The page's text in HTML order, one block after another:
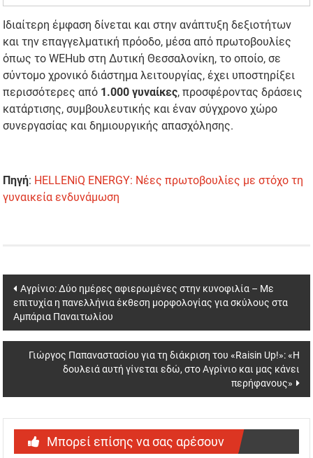
Ιδιαίτερη έμφαση δίνεται και στην ανάπτυξη δεξιοτήτων
και την επαγγελματική πρόοδο, μέσα από πρωτοβουλίες
όπως το WEHub στη Δυτική Θεσσαλονίκη, το οποίο, σε
σύντομο χρονικό διάστημα λειτουργίας, έχει υποστηρίξει
περισσότερες από 1.000 γυναίκες, προσφέροντας δράσεις
κατάρτισης, συμβουλευτικής και έναν σύγχρονο χώρο
συνεργασίας και δημιουργικής απασχόλησης.
Πηγή: HELLENiQ ENERGY: Νέες πρωτοβουλίες με στόχο τη
γυναικεία ενδυνάμωση
Post
navigation
Αγρίνιο: Δύο ημέρες αφιερωμένες στην κυνοφιλία – Με
επιτυχία η πανελλήνια έκθεση μορφολογίας για σκύλους στα
Αμπάρια Παναιτωλίου
Γιώργος Παπαναστασίου για τη διάκριση του «Raisin Up!»: «Η
δουλειά αυτή γίνεται εδώ, στο Αγρίνιο και μας κάνει
περήφανους»
Μπορεί επίσης να σας αρέσουν